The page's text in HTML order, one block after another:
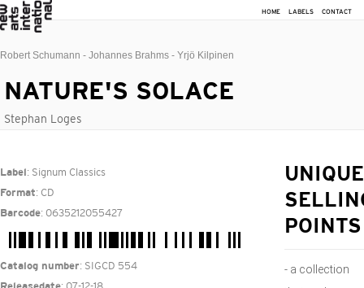
HOME LABELS CONTACT
Robert Schumann - Johannes Brahms - Yrjö Kilpinen
NATURE'S SOLACE
Stephan Loges
Label : Signum Classics
Format: CD
Barcode: 0635212055427
Catalog number: SIGCD 554
UNIQUE
POINTS
- a collection